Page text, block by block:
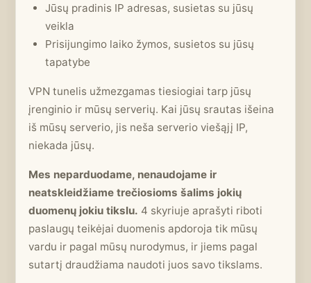
Jūsų pradinis IP adresas, susietas su jūsų
veikla
Prisijungimo laiko žymos, susietos su jūsų
tapatybe
VPN tunelis užmezgamas tiesiogiai tarp jūsų
įrenginio ir mūsų serverių. Kai jūsų srautas išeina
iš mūsų serverio, jis neša serverio viešąjį IP,
niekada jūsų.
Mes neparduodame, nenaudojame ir
neatskleidžiame trečiosioms šalims jokių
duomenų jokiu tikslu. 4 skyriuje aprašyti riboti
paslaugų teikėjai duomenis apdoroja tik mūsų
vardu ir pagal mūsų nurodymus, ir jiems pagal
sutartį draudžiama naudoti juos savo tikslams.